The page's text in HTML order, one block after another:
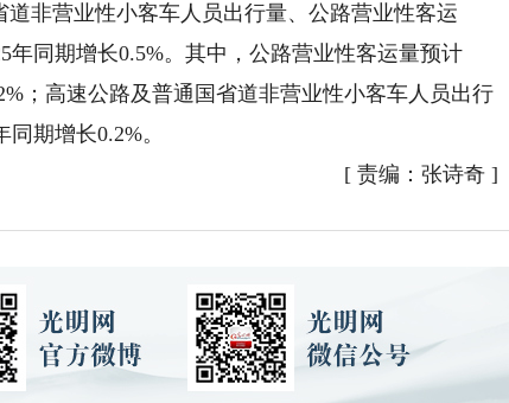
非营业性小客车人员出行量、公路营业性客运
年同期增长0.5%。其中，公路营业性客运量预计
；高速公路及普通国省道非营业性小客车人员出行
期增长0.2%。
[ 责编：张诗奇 ]